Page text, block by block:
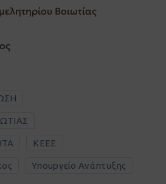
Βοιωτίας
ΚΕΕΕ
Υπουργείο Ανάπτυξης